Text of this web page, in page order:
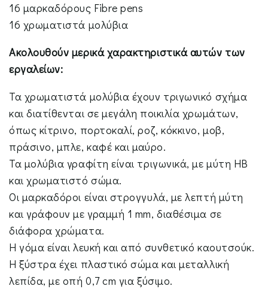
16 μαρκαδόρους Fibre pens
16 χρωματιστά μολύβια
Ακολουθούν μερικά χαρακτηριστικά αυτών των
εργαλείων:
Τα χρωματιστά μολύβια έχουν τριγωνικό σχήμα
και διατίθενται σε μεγάλη ποικιλία χρωμάτων,
όπως κίτρινο, πορτοκαλί, ροζ, κόκκινο, μοβ,
πράσινο, μπλε, καφέ και μαύρο.
Τα μολύβια γραφίτη είναι τριγωνικά, με μύτη HB
και χρωματιστό σώμα.
Οι μαρκαδόροι είναι στρογγυλά, με λεπτή μύτη
και γράφουν με γραμμή 1 mm, διαθέσιμα σε
διάφορα χρώματα.
Η γόμα είναι λευκή και από συνθετικό καουτσούκ.
Η ξύστρα έχει πλαστικό σώμα και μεταλλική
λεπίδα, με οπή 0,7 cm για ξύσιμο.